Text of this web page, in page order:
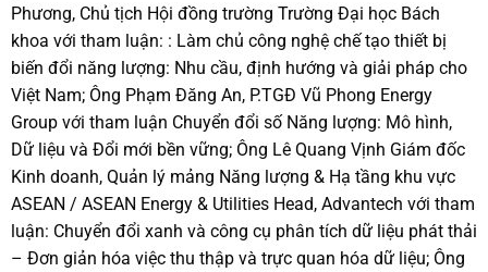
Phương, Chủ tịch Hội đồng trường Trường Đại học Bách
khoa với tham luận: : Làm chủ công nghệ chế tạo thiết bị
biến đổi năng lượng: Nhu cầu, định hướng và giải pháp cho
Việt Nam; Ông Phạm Đăng An, P.TGĐ Vũ Phong Energy
Group với tham luận Chuyển đổi số Năng lượng: Mô hình,
Dữ liệu và Đổi mới bền vững; Ông Lê Quang Vịnh Giám đốc
Kinh doanh, Quản lý mảng Năng lượng & Hạ tầng khu vực
ASEAN / ASEAN Energy & Utilities Head, Advantech với tham
luận: Chuyển đổi xanh và công cụ phân tích dữ liệu phát thải
– Đơn giản hóa việc thu thập và trực quan hóa dữ liệu; Ông